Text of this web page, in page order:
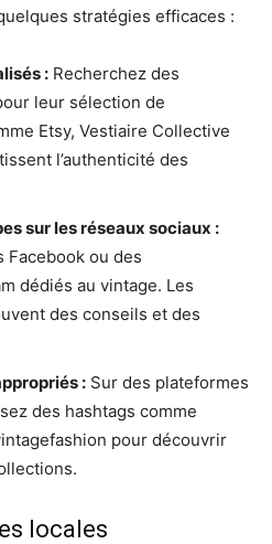
stratégies efficaces :
: Recherchez des
leur sélection de
Etsy, Vestiaire Collective
l’authenticité des
sur les réseaux sociaux :
Facebook ou des
dédiés au vintage. Les
des conseils et des
: Sur des plateformes
des hashtags comme
pour découvrir
locales